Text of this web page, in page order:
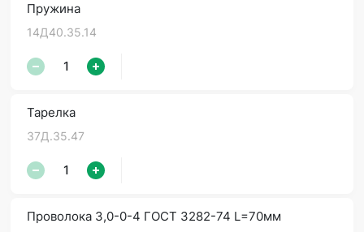
Пружина
14Д40.35.14
Тарелка
37Д.35.47
Проволока 3,0-0-4 ГОСТ 3282-74 L=70мм